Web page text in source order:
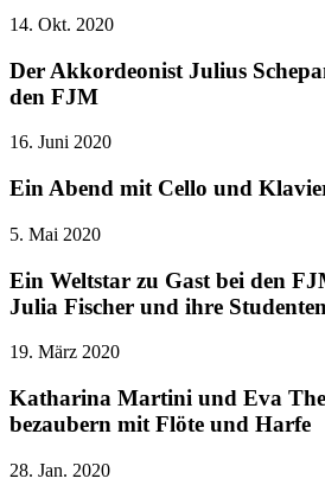
14. Okt. 2020
Der Akkordeonist Julius
den FJM
16. Juni 2020
Ein Abend mit Cello und
5. Mai 2020
Ein Weltstar zu Gast bei den
Julia Fischer und ihre Studenten
19. März 2020
Katharina Martini und Eva
bezaubern mit Flöte und Harfe
28. Jan. 2020